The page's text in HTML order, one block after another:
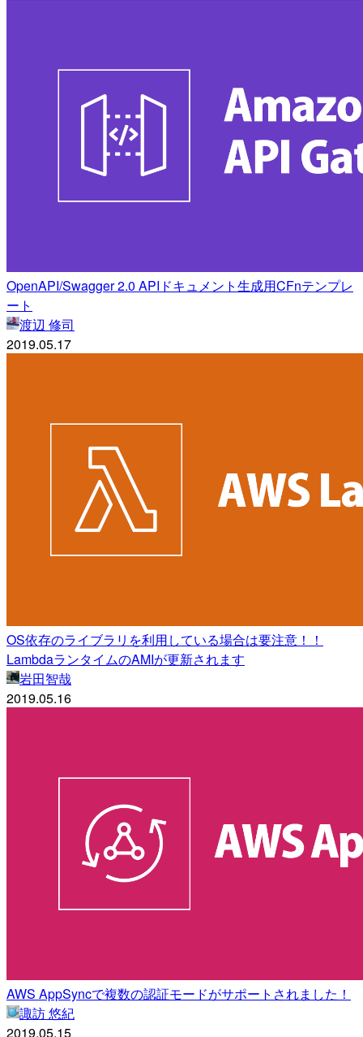
OpenAPI/Swagger 2.0 APIドキュメント生成用CFnテンプレ
ート
渡辺 修司
2019.05.17
OS依存のライブラリを利用している場合は要注意！！
LambdaランタイムのAMIが更新されます
岩田智哉
2019.05.16
AWS AppSyncで複数の認証モードがサポートされました！
諏訪 悠紀
2019.05.15